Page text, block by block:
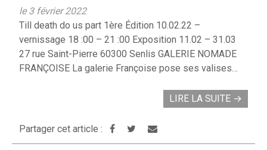
le 3 février 2022
Till death do us part 1ère Édition 10.02.22 –
vernissage 18 :00 – 21 :00 Exposition 11.02 – 31.03
27 rue Saint-Pierre 60300 Senlis GALERIE NOMADE
FRANÇOISE La galerie Françoise pose ses valises…
LIRE LA SUITE →
Partager cet article :